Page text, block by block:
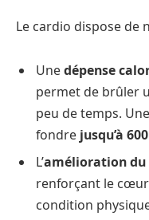
Le cardio dispose de
Unedépense
permet de brûler
peu de temps.
fondre jusqu’à
L’amélioration du
renforçant le
condition